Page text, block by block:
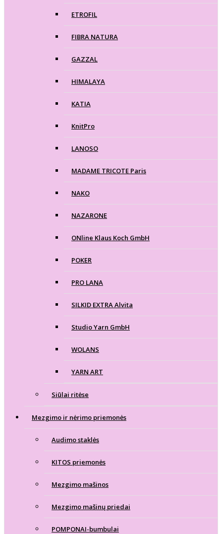
ETROFIL
FIBRA NATURA
GAZZAL
HIMALAYA
KATIA
KnitPro
LANOSO
MADAME TRICOTE Paris
NAKO
NAZARONE
ONline Klaus Koch GmbH
POKER
PRO LANA
SILKID EXTRA Alvita
Studio Yarn GmbH
WOLANS
YARN ART
Siūlai ritėse
Mezgimo ir nėrimo priemonės
Audimo staklės
KITOS priemonės
Mezgimo mašinos
Mezgimo mašinų priedai
POMPONAI-bumbulai